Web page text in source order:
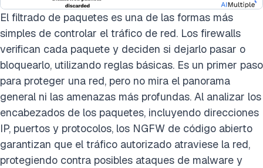
El filtrado de paquetes es una de las formas más
simples de controlar el tráfico de red. Los firewalls
verifican cada paquete y deciden si dejarlo pasar o
bloquearlo, utilizando reglas básicas. Es un primer paso
para proteger una red, pero no mira el panorama
general ni las amenazas más profundas. Al analizar los
encabezados de los paquetes, incluyendo direcciones
IP, puertos y protocolos, los NGFW de código abierto
garantizan que el tráfico autorizado atraviese la red,
protegiendo contra posibles ataques de malware y